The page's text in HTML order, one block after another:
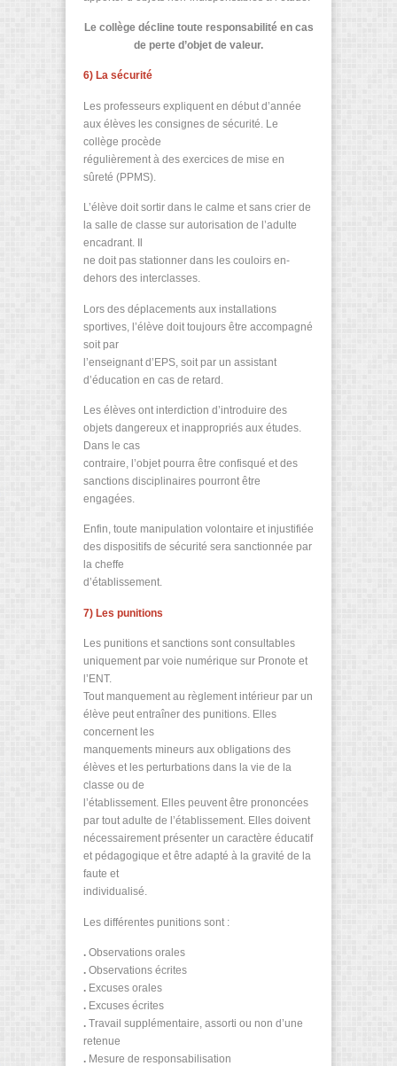
Le collège décline toute responsabilité en cas
de perte d’objet de valeur.
6) La sécurité
Les professeurs expliquent en début d’année
aux élèves les consignes de sécurité. Le
collège procède
régulièrement à des exercices de mise en
sûreté (PPMS).
L’élève doit sortir dans le calme et sans crier de
la salle de classe sur autorisation de l’adulte
encadrant. Il
ne doit pas stationner dans les couloirs en-
dehors des interclasses.
Lors des déplacements aux installations
sportives, l’élève doit toujours être accompagné
soit par
l’enseignant d’EPS, soit par un assistant
d’éducation en cas de retard.
Les élèves ont interdiction d’introduire des
objets dangereux et inappropriés aux études.
Dans le cas
contraire, l’objet pourra être confisqué et des
sanctions disciplinaires pourront être
engagées.
Enfin, toute manipulation volontaire et injustifiée
des dispositifs de sécurité sera sanctionnée par
la cheffe
d’établissement.
7) Les punitions
Les punitions et sanctions sont consultables
uniquement par voie numérique sur Pronote et
l’ENT.
Tout manquement au règlement intérieur par un
élève peut entraîner des punitions. Elles
concernent les
manquements mineurs aux obligations des
élèves et les perturbations dans la vie de la
classe ou de
l’établissement. Elles peuvent être prononcées
par tout adulte de l’établissement. Elles doivent
nécessairement présenter un caractère éducatif
et pédagogique et être adapté à la gravité de la
faute et
individualisé.
Les différentes punitions sont :
. Observations orales
. Observations écrites
. Excuses orales
. Excuses écrites
. Travail supplémentaire, assorti ou non d’une
retenue
. Mesure de responsabilisation